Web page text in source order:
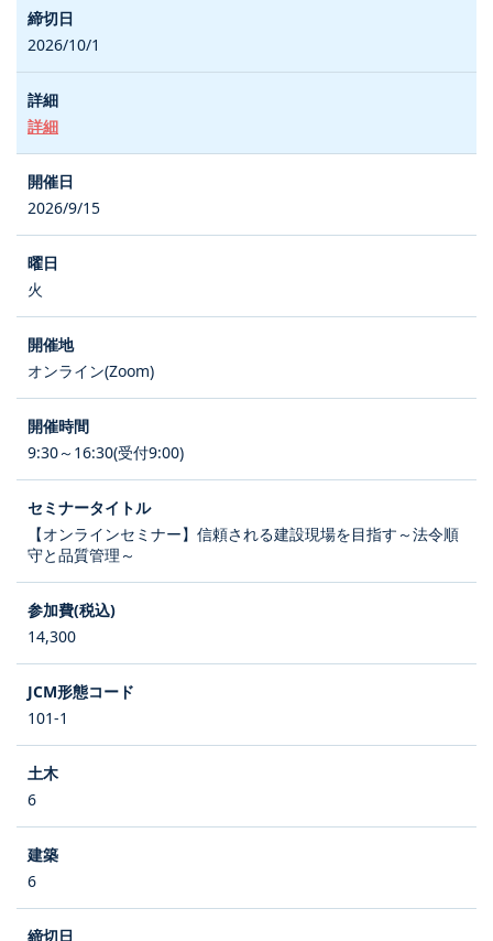
2026/10/1
詳細
2026/9/15
火
オンライン(Zoom)
9:30～16:30(受付9:00)
【オンラインセミナー】信頼される建設現場を目指す～法令順
守と品質管理～
14,300
101-1
6
6